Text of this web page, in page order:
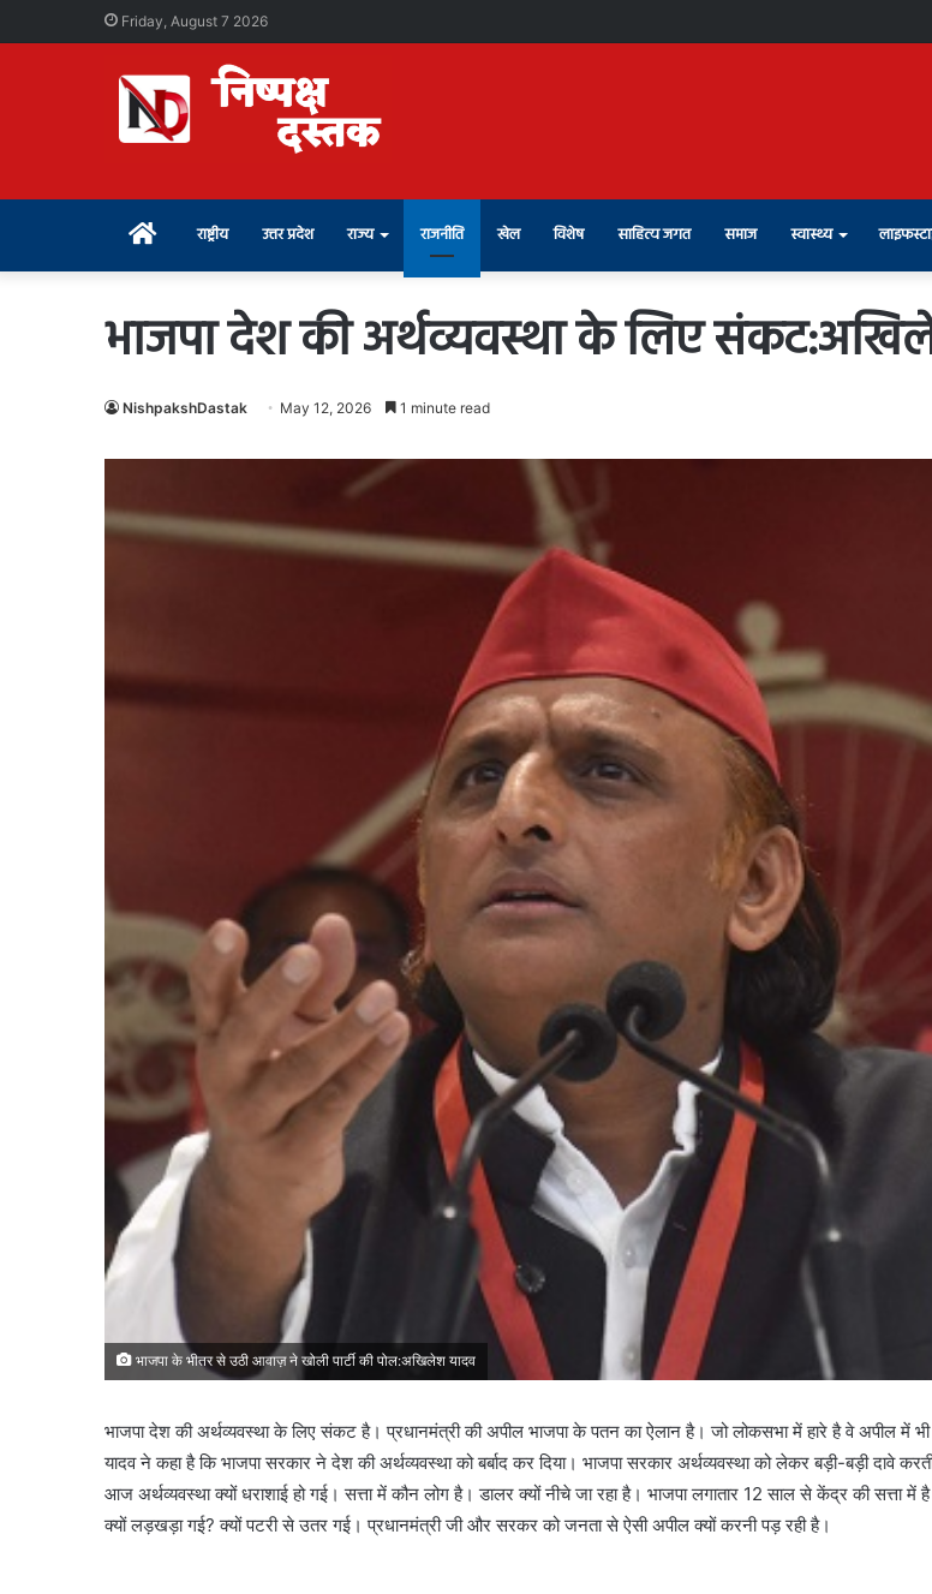
Friday, August 7 2026
Home राष्ट्रीय उत्तर प्रदेश राज्य राजनीति खेल विशेष साहित्य जगत समाज स्वास्थ्य
भाजपा देश की अर्थव्यवस्था के लिए
NishpakshDastak May 12, 2026 1 minute read
भाजपा के भीतर से उठी आवाज़ ने खोली पार्टी की पोल:अखिलेश यादव
भाजपा देश की अर्थव्यवस्था के लिए संकट है। प्रधानमंत्री की अपील भाजपा के पतन का ऐलान है। जो लोकसभा में हारे है वे अपील में
यादव ने कहा है कि भाजपा सरकार ने देश की अर्थव्यवस्था को बर्बाद कर दिया। भाजपा सरकार अर्थव्यवस्था को लेकर बड़ी-बड़ी दावे
आज अर्थव्यवस्था क्यों धराशाई हो गई। सत्ता में कौन लोग है। डालर क्यों नीचे जा रहा है। भाजपा लगातार 12 साल से केंद्र की सत्ता में
क्यों लड़खड़ा गई? क्यों पटरी से उतर गई। प्रधानमंत्री जी और सरकर को जनता से ऐसी अपील क्यों करनी पड़ रही है।